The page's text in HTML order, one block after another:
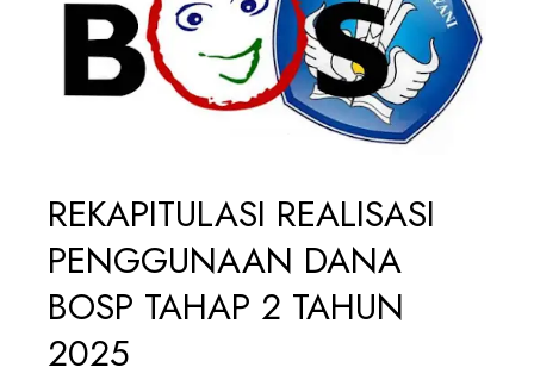
REKAPITULASI REALISASI
PENGGUNAAN DANA
BOSP TAHAP 2 TAHUN
2025